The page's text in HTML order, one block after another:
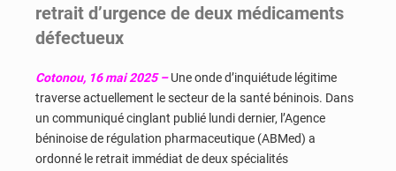
retrait d’urgence de deux médicaments
défectueux
Cotonou, 16 mai 2025 – Une onde d’inquiétude légitime
traverse actuellement le secteur de la santé béninois. Dans
un communiqué cinglant publié lundi dernier, l’Agence
béninoise de régulation pharmaceutique (ABMed) a
ordonné le retrait immédiat de deux spécialités